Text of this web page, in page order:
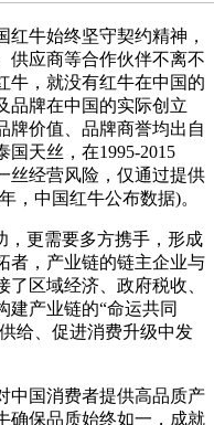
牛始终坚守契约精神，
供应商等合作伙伴不离不
牛，就没有红牛在中国的
品牌在中国的实际创立
牌价值、品牌商誉均出自
天丝，在1995-2015
丝经营风险，仅通过提供
，中国红牛公布数据)。
更需要多方携手，形成
者，产业链的链主企业与
区域经济、政府税收、
建产业链的“命运共同
给、促进消费升级中发
国消费者提供高品质产
确保品质始终如一，成就